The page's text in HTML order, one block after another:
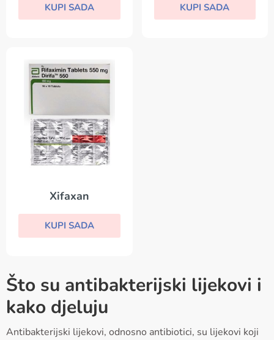
KUPI SADA KUPI SADA
Xifaxan
KUPI SADA
Što su antibakterijski lijekovi i
kako djeluju
Antibakterijski lijekovi, odnosno antibiotici, su lijekovi koji